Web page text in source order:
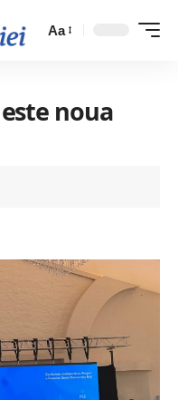
Aa
noua